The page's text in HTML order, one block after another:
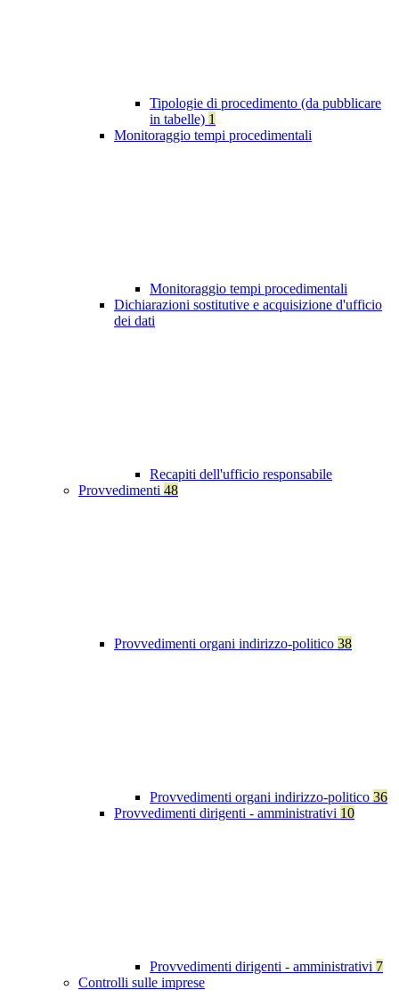
Tipologie di procedimento (da pubblicare
in tabelle) 1
Monitoraggio tempi procedimentali
Monitoraggio tempi procedimentali
Dichiarazioni sostitutive e acquisizione d'ufficio
dei dati
Recapiti dell'ufficio responsabile
Provvedimenti 48
Provvedimenti organi indirizzo-politico 38
Provvedimenti organi indirizzo-politico 36
Provvedimenti dirigenti - amministrativi 10
Provvedimenti dirigenti - amministrativi 7
Controlli sulle imprese